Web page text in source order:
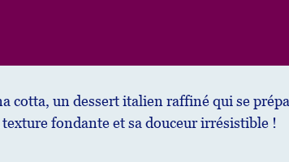
cotta, un dessert italien raffiné qui se
texture fondante et sa douceur irrésistible !